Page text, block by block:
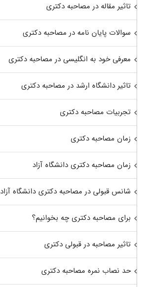
تاثیر مقاله در مصاحبه دکتری
سوالات پایان نامه در مصاحبه دکتری
معرفی خود به انگلیسی در مصاحبه دکتری
تاثیر دانشگاه ارشد در مصاحبه دکتری
تجربیات مصاحبه دکتری
زمان مصاحبه دکتری
زمان مصاحبه دکتری دانشگاه آزاد
شانس قبولی در مصاحبه دکتری دانشگاه آزاد
برای مصاحبه دکتری چه بخوانیم؟
تاثیر مصاحبه در قبولی دکتری
حد نصاب نمره مصاحبه دکتری